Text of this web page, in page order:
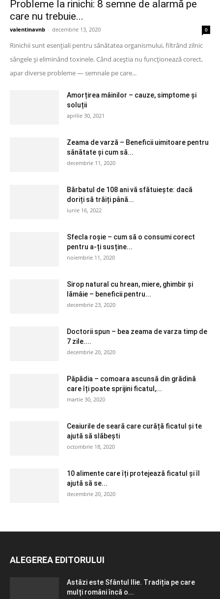
Probleme la rinichi: 8 semne de alarmă pe
care nu trebuie...
valentinavnb - decembrie 13, 2020 0
Rinichii sunt esențiali pentru sănătatea organismului, filtrând zilnic
sângele și eliminând toxinele. Când aceștia nu funcționează corect,
apar diverse probleme — semnale pe care...
Amorțirea mâinilor – cauze, simptome și
soluții
aprilie 30, 2021
Zeama de varză – Beneficii uimitoare pentru
sănătate și cum să...
decembrie 11, 2020
Bărbatul de 108 ani vă sfătuiește: dacă
doriți să trăiți până...
iunie 16, 2022
Sfecla roșie – cum să o consumi corect
pentru a-ți susține...
noiembrie 11, 2020
Sirop natural cu hrean, miere, ghimbir și
lămâie – beneficii pentru...
decembrie 23, 2020
Doctorii spun – bea zeama de varza timp de
7 zile....
decembrie 20, 2020
Păpădia – comoara ascunsă din grădină
care îți poate sprijini ficatul,...
martie 30, 2020
Ceaiurile de seară care curăță ficatul și te
ajută să slăbești
octombrie 18, 2020
10 alimente care îți protejează ficatul și îl
ajută să se...
decembrie 20, 2020
ALEGEREA EDITORULUI
Astăzi este Sfântul Ilie. Tradiția pe care
mulți români încă o...